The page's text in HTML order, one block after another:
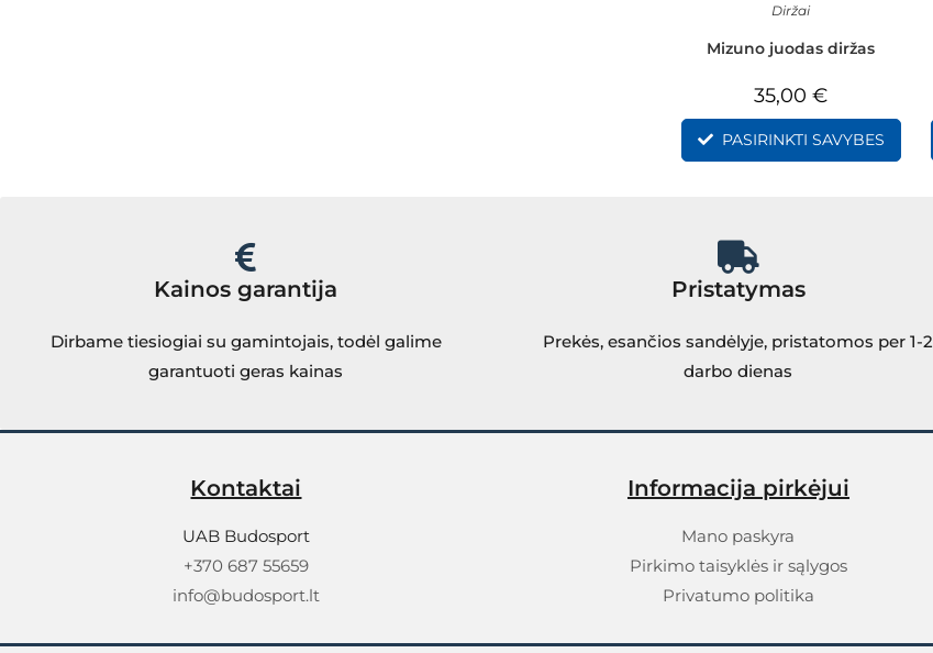
Diržai
Mizuno juodas diržas
35,00€
PASIRINKTI SAVYBES
Kainos garantija
Dirbame tiesiogiai su gamintojais, todėl galime
garantuoti geras kainas
Pristatymas
Prekės, esančios sandėlyje, pristatomos per 1-2
darbo dienas
Kontaktai
UAB Budosport
+370 687 55659
info@budosport.lt
Informacija pirkėjui
Mano paskyra
Pirkimo taisyklės ir sąlygos
Privatumo politika